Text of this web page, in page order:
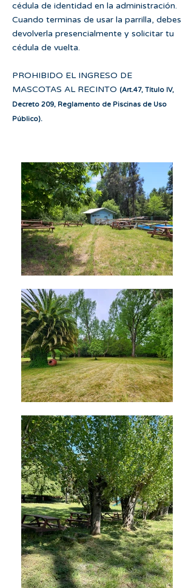
cédula de identidad en la administración.
Cuando terminas de usar la parrilla, debes
devolverla presencialmente y solicitar tu
cédula de vuelta.
PROHIBIDO EL INGRESO DE
MASCOTAS AL RECINTO (Art.47, Título IV,
Decreto 209, Reglamento de Piscinas de Uso
Público).